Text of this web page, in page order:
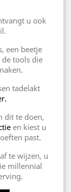
u ook
een beetje
tools die
tadelakt
dit te doen,
en kiest u
past.
te wijzen, u
millennial